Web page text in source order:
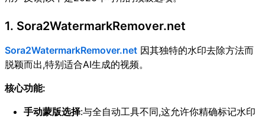
1. Sora2WatermarkRemover.net
Sora2WatermarkRemover.net 因其独特的水印去除方法而
脱颖而出,特别适合AI生成的视频。
核心功能:
手动蒙版选择:与全自动工具不同,这允许你精确标记水印